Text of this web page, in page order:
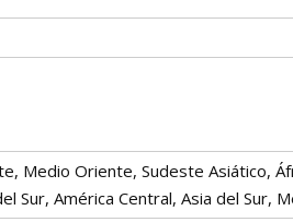
Medio Oriente, Sudeste Asiático,
Sur, América Central, Asia del Sur,